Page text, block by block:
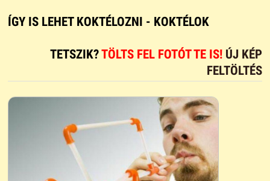
ÍGY IS LEHET KOKTÉLOZNI - KOKTÉLOK
TETSZIK?TÖLTS FEL FOTÓT TE IS! ÚJ KÉP
FELTÖLTÉS